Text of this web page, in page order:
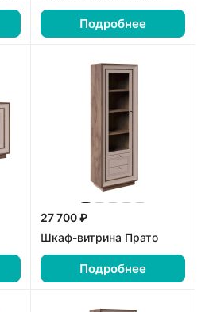
Подробнее
27 700 ₽
Шкаф-витрина Прато
Подробнее